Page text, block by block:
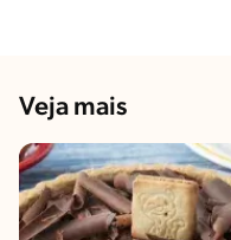
Veja mais